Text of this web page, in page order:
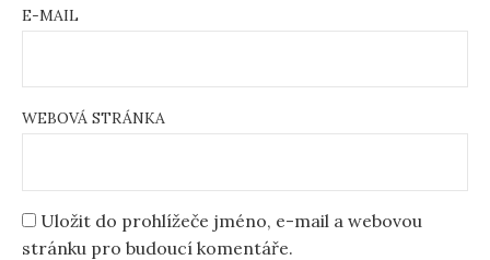
E-MAIL
WEBOVÁ STRÁNKA
Uložit do prohlížeče jméno, e-mail a webovou
stránku pro budoucí komentáře.